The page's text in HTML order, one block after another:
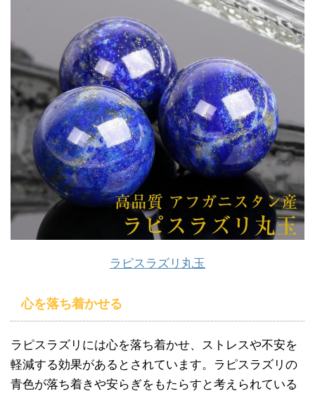
ラピスラズリ丸玉
心を落ち着かせる
ラピスラズリには心を落ち着かせ、ストレスや不安を
軽減する効果があるとされています。ラピスラズリの
青色が落ち着きや安らぎをもたらすと考えられている